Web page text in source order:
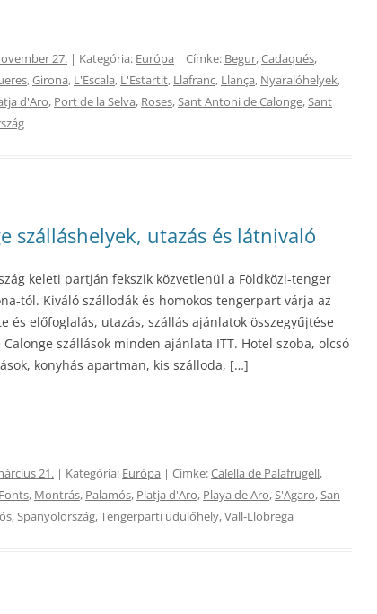
27. | Kategória: Európa | Címke: Begur,Cadaqués,
,Girona, L'Escala, L'Estartit, Llafranc, Llança, Nyaralóhelyek,
d'Aro, Port de la Selva, Roses,Sant Antoni de Calonge,Sant
szálláshelyek, utazás és látnivaló
keleti partján fekszik közvetlenül a Földközi-tenger
tól. Kiváló szállodák és homokos tengerpart várja az
és előfoglalás, utazás, szállás ajánlatok összegyűjtése
szállások minden ajánlata ITT. Hotel szoba, olcsó
konyhás apartman, kis szálloda, […]
21. | Kategória: Európa | Címke:Calella de Palafrugell,
Fonts, Montrás, Palamós, Platja d'Aro, Playa de Aro,S'Agaro,San
,Spanyolország,Tengerparti üdülőhely,Vall-Llobrega